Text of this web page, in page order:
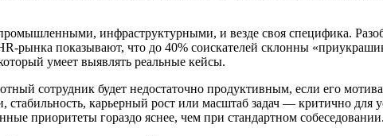
инфраструктурными, и везде своя специфика.
рынка показывают, что до 40% соискателей склонны
умеет выявлять реальные кейсы.
сотрудник будет недостаточно продуктивным, если его
карьерный рост или масштаб задач — критично для
приоритеты гораздо яснее, чем при стандартном собеседовании.